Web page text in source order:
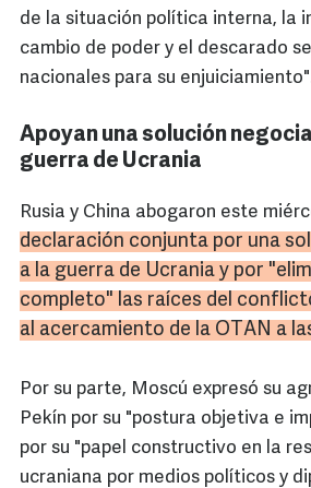
de la situación política interna, la
cambio de poder y el descarado
nacionales para su
Apoyan una solución
guerra de Ucrania
Rusia y China abogaron este
declaración conjunta por una
a la guerra de Ucrania y por
completo" las raíces del
al acercamiento de la OTAN a
Por su parte, Moscú expresó su
Pekín por su "postura objetiva e
por su "papel constructivo en la
ucraniana por medios políticos y